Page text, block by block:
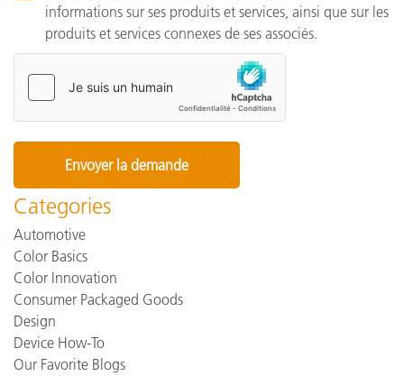
informations sur ses produits et services, ainsi que sur les
produits et services connexes de ses associés.
Categories
Automotive
Color Basics
Color Innovation
Consumer Packaged Goods
Design
Device How-To
Our Favorite Blogs